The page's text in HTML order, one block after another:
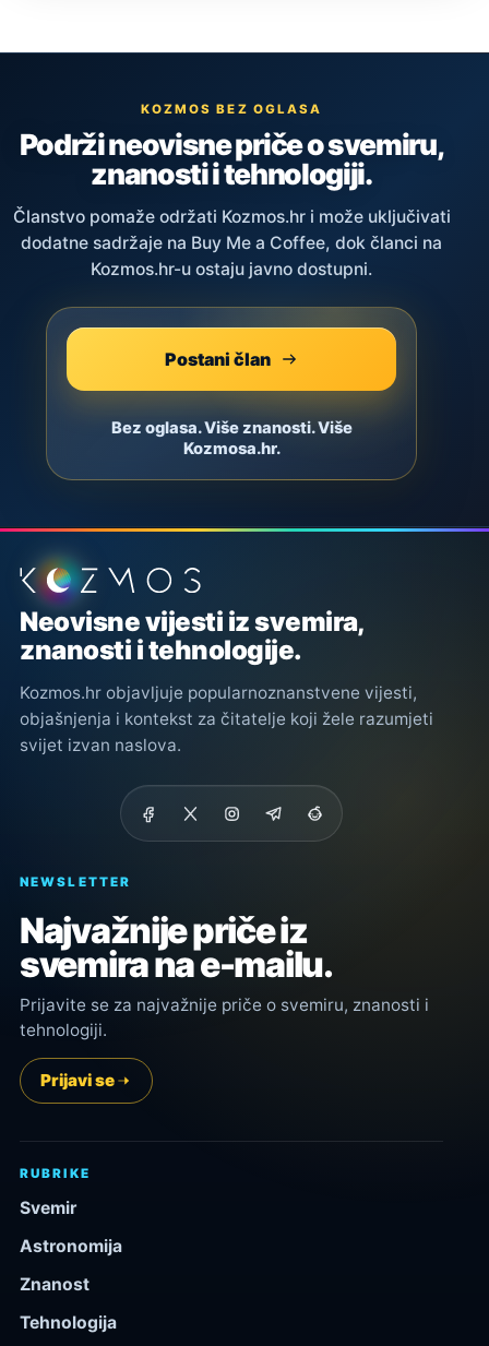
KOZMOS BEZ OGLASA
Podrži neovisne priče o svemiru,
znanosti i tehnologiji.
Članstvo pomaže održati Kozmos.hr i može uključivati
dodatne sadržaje na Buy Me a Coffee, dok članci na
Kozmos.hr-u ostaju javno dostupni.
Postani član
Bez oglasa. Više znanosti. Više
Kozmosa.hr.
Podnožje stranice
Neovisne vijesti iz svemira,
znanosti i tehnologije.
Kozmos.hr objavljuje popularnoznanstvene vijesti,
objašnjenja i kontekst za čitatelje koji žele razumjeti
svijet izvan naslova.
NEWSLETTER
Najvažnije priče iz
svemira na e-mailu.
Prijavite se za najvažnije priče o svemiru, znanosti i
tehnologiji.
Prijavi se
RUBRIKE
Svemir
Astronomija
Znanost
Tehnologija